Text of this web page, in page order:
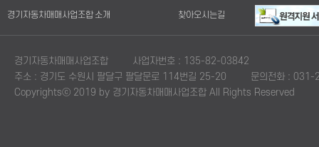
경기자동차매매사업조합 소개 찾아오시는길
경기자동차매매사업조합
사업자번호 : 135-82-03842
주소 : 경기도 수원시 팔달구 팔달문로 114번길 25-20
문의전화 :
Copyrightsⓒ 2019 by 경기자동차매매사업조합 All Rights Reserved